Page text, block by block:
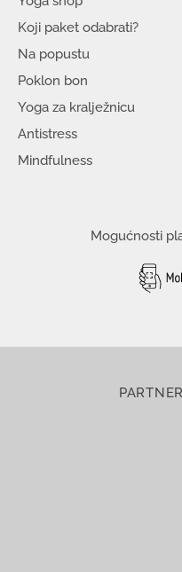
Koji paket odabrati?
Na popustu
Poklon bon
Yoga za kralježnicu
Antistress
Mindfulness
Mogućnosti